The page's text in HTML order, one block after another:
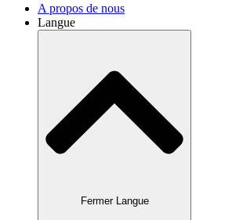
A propos de nous
Langue
Fermer Langue